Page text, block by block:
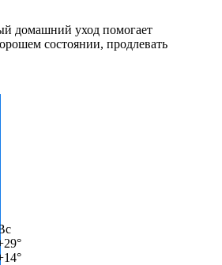
домашний уход помогает
состоянии, продлевать
29°
14°